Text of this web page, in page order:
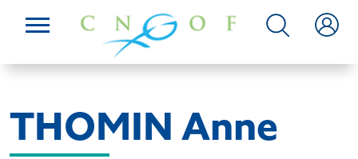
THOMIN Anne